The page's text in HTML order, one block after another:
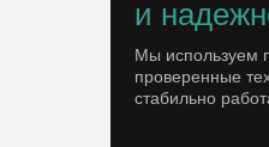
и
Мы используем
проверенные
стабильно